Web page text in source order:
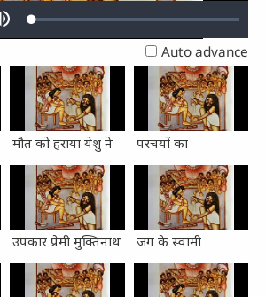
MuteLoaded:
0.35%
Auto advance
मौत को हराया येशु ने परचयों का
उपकार प्रेमी मुक्तिनाथ जग के स्वामी